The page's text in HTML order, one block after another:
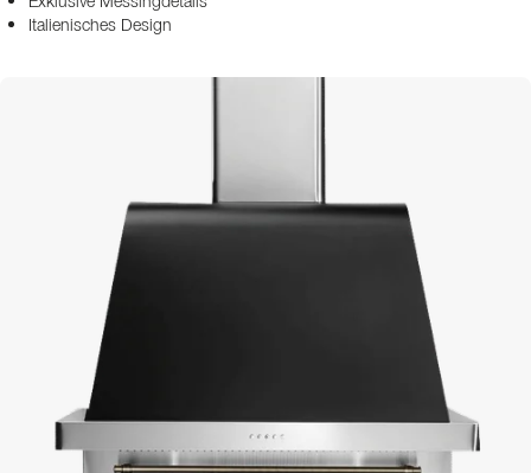
Italienisches Design